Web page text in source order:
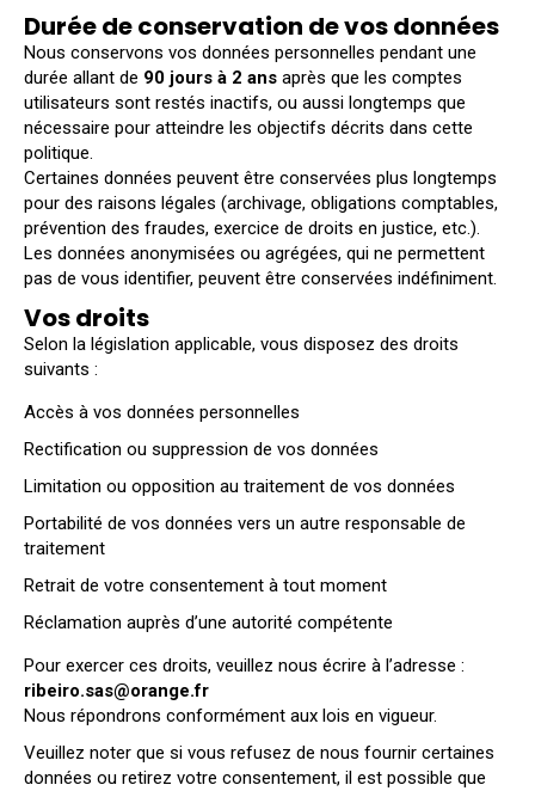
Durée de conservation de vos données
Nous conservons vos données personnelles pendant une
durée allant de 90 jours à 2 ans après que les comptes
utilisateurs sont restés inactifs, ou aussi longtemps que
nécessaire pour atteindre les objectifs décrits dans cette
politique.
Certaines données peuvent être conservées plus longtemps
pour des raisons légales (archivage, obligations comptables,
prévention des fraudes, exercice de droits en justice, etc.).
Les données anonymisées ou agrégées, qui ne permettent
pas de vous identifier, peuvent être conservées indéfiniment.
Vos droits
Selon la législation applicable, vous disposez des droits
suivants :
Accès à vos données personnelles
Rectification ou suppression de vos données
Limitation ou opposition au traitement de vos données
Portabilité de vos données vers un autre responsable de
traitement
Retrait de votre consentement à tout moment
Réclamation auprès d’une autorité compétente
Pour exercer ces droits, veuillez nous écrire à l’adresse :
ribeiro.sas@orange.fr
Nous répondrons conformément aux lois en vigueur.
Veuillez noter que si vous refusez de nous fournir certaines
données ou retirez votre consentement, il est possible que